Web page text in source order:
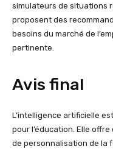
simulateurs de situations
proposent des
besoins du marché de
pertinente.
Avis final
L’intelligence artificielle
pour l’éducation. Elle
de personnalisation de la